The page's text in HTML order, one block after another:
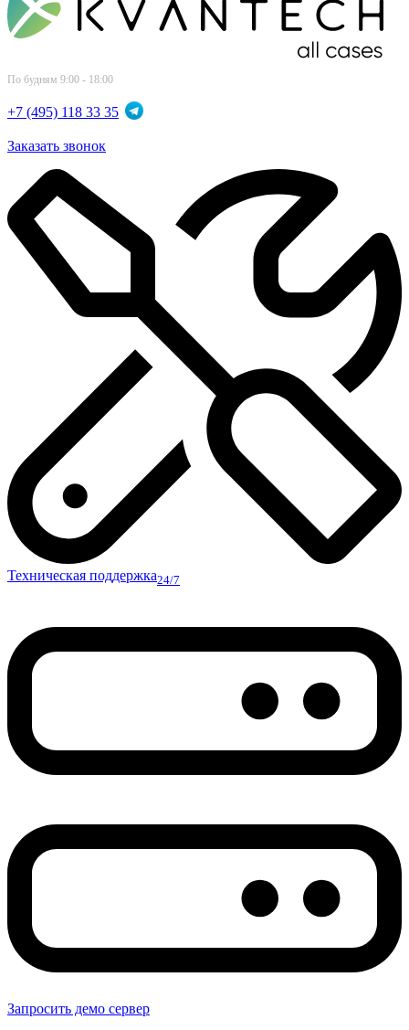
По будням 9:00 - 18:00
+7 (495) 118 33 35
Заказать звонок
Техническая поддержка24/7
Запросить демо сервер